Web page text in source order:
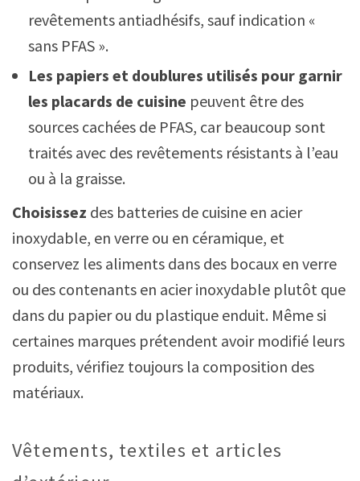
revêtements antiadhésifs, sauf indication «
sans PFAS ».
Les papiers et doublures utilisés pour garnir
les placards de cuisine peuvent être des
sources cachées de PFAS, car beaucoup sont
traités avec des revêtements résistants à l’eau
ou à la graisse.
Choisissez des batteries de cuisine en acier
inoxydable, en verre ou en céramique, et
conservez les aliments dans des bocaux en verre
ou des contenants en acier inoxydable plutôt que
dans du papier ou du plastique enduit. Même si
certaines marques prétendent avoir modifié leurs
produits, vérifiez toujours la composition des
matériaux.
Vêtements, textiles et articles